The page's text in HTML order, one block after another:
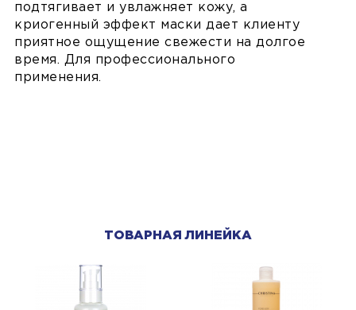
подтягивает и увлажняет кожу, а
криогенный эффект маски дает клиенту
приятное ощущение свежести на долгое
время. Для профессионального
применения.
ТОВАРНАЯ ЛИНЕЙКА